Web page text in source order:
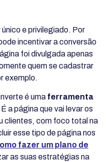
e privilegiado. Por
incentivar a conversão
foi divulgada apenas
quem se cadastrar
exemplo.
é uma ferramenta
É a página que vai levar os
clientes, com foco total na
esse tipo de página nos
fazer um plano de
as suas estratégias na